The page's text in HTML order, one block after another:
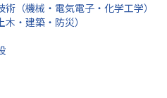
術（機械・電気電子・化学工学）
・建築・防災）